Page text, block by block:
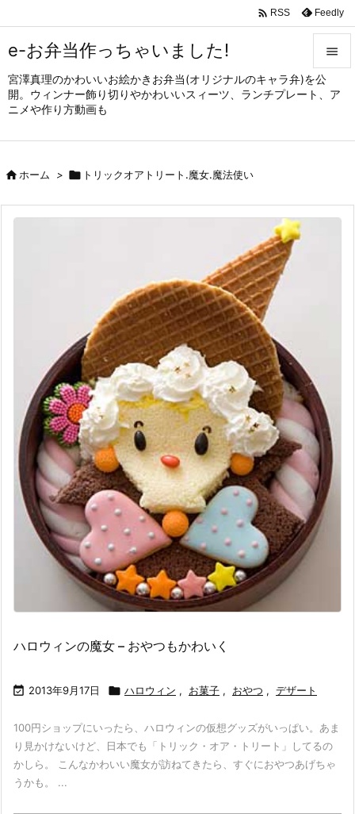
e-お弁当作っちゃいました!
宮澤真理のかわいいお絵かきお弁当(オリジナルのキャラ弁)を公
開。ウィンナー飾り切りやかわいいスィーツ、ランチプレート、ア
ニメや作り方動画も


メニュ
サイド

 RSS Feedly
ホーム >  トリックオアトリート.魔女.魔法使い
ハロウィンの魔女 – おやつもかわいく
 2013年9月17日  ハロウィン , お菓子 , おやつ , デザート
100円ショップにいったら、ハロウィンの仮想グッズがいっぱい。あま
り見かけないけど、日本でも「トリック・オア・トリート」してるの
かしら。 こんなかわいい魔女が訪ねてきたら、すぐにおやつあげちゃ
うかも。 ...